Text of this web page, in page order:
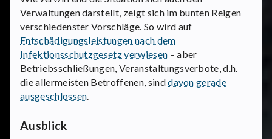
Verwaltungen darstellt, zeigt sich im bunten Reigen
verschiedenster Vorschläge. So wird auf
Entschädigungsleistungen nach dem
Infektionsschutzgesetz verwiesen – aber
Betriebsschließungen, Veranstaltungsverbote, d.h.
die allermeisten Betroffenen, sinddavon gerade
ausgeschlossen.
Ausblick